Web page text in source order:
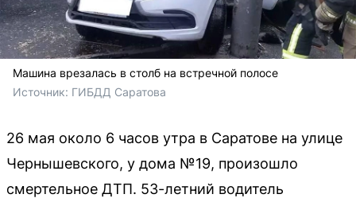
Машина врезалась в столб на встречной полосе
Источник: ГИБДД Саратова
26 мая около 6 часов утра в Саратове на улице
Чернышевского, у дома №19, произошло
смертельное ДТП. 53-летний водитель